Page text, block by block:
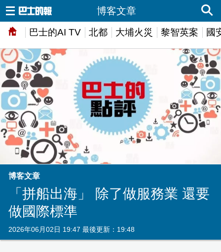
巴士的AI TV 北都 大埔火災 黎智英案 國
博客文章
博客文章
「拼船出海」 除了做服務業 還要
做國際標準
2026年06月02日 19:47 最後更新：19:48